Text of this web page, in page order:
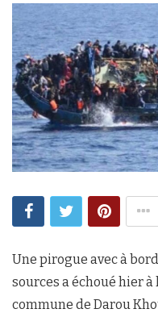
Une pirogue avec à
sources a échoué hier
commune de Darou